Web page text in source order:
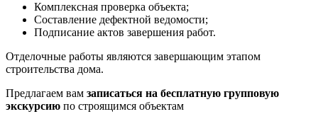
Комплексная проверка объекта;
Составление дефектной ведомости;
Подписание актов завершения работ.
Отделочные работы являются завершающим этапом
строительства дома.
Предлагаем вам записаться на бесплатную групповую
экскурсию по строящимся объектам